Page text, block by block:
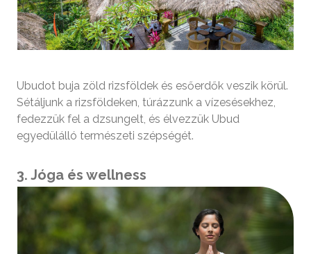
Ubudot buja zöld rizsföldek és esőerdők veszik körül.
Sétáljunk a rizsföldeken, túrázzunk a vízesésekhez,
fedezzük fel a dzsungelt, és élvezzük Ubud
egyedülálló természeti szépségét.
3. Jóga és wellness